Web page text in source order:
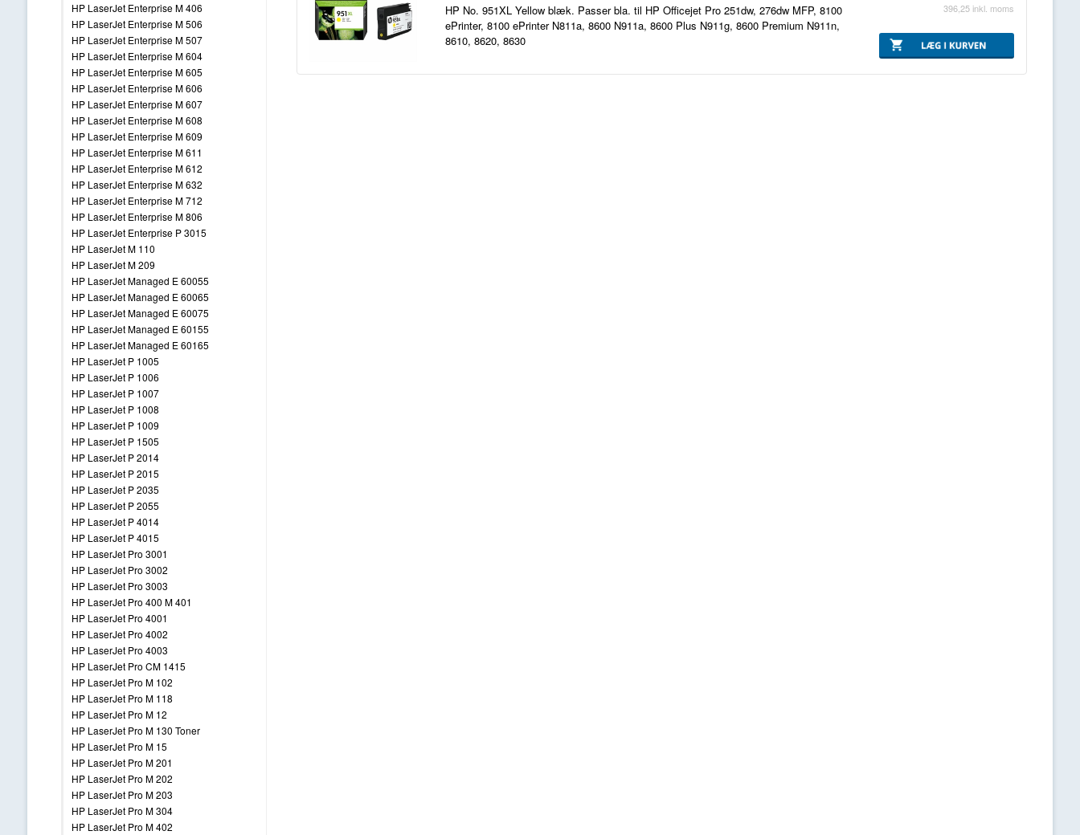
HP LaserJet Enterprise M 406
HP LaserJet Enterprise M 506
HP LaserJet Enterprise M 507
HP LaserJet Enterprise M 604
HP LaserJet Enterprise M 605
HP LaserJet Enterprise M 606
HP LaserJet Enterprise M 607
HP LaserJet Enterprise M 608
HP LaserJet Enterprise M 609
HP LaserJet Enterprise M 611
HP LaserJet Enterprise M 612
HP LaserJet Enterprise M 632
HP LaserJet Enterprise M 712
HP LaserJet Enterprise M 806
HP LaserJet Enterprise P 3015
HP LaserJet M 110
HP LaserJet M 209
HP LaserJet Managed E 60055
HP LaserJet Managed E 60065
HP LaserJet Managed E 60075
HP LaserJet Managed E 60155
HP LaserJet Managed E 60165
HP LaserJet P 1005
HP LaserJet P 1006
HP LaserJet P 1007
HP LaserJet P 1008
HP LaserJet P 1009
HP LaserJet P 1505
HP LaserJet P 2014
HP LaserJet P 2015
HP LaserJet P 2035
HP LaserJet P 2055
HP LaserJet P 4014
HP LaserJet P 4015
HP LaserJet Pro 3001
HP LaserJet Pro 3002
HP LaserJet Pro 3003
HP LaserJet Pro 400 M 401
HP LaserJet Pro 4001
HP LaserJet Pro 4002
HP LaserJet Pro 4003
HP LaserJet Pro CM 1415
HP LaserJet Pro M 102
HP LaserJet Pro M 118
HP LaserJet Pro M 12
HP LaserJet Pro M 130 Toner
HP LaserJet Pro M 15
HP LaserJet Pro M 201
HP LaserJet Pro M 202
HP LaserJet Pro M 203
HP LaserJet Pro M 304
HP LaserJet Pro M 402
HP No. 951XL Yellow blæk. Passer bla. til HP Officejet Pro 251dw, 276dw MFP, 8100
ePrinter, 8100 ePrinter N811a, 8600 N911a, 8600 Plus N911g, 8600 Premium N911n,
8610, 8620, 8630
396,25 inkl. moms